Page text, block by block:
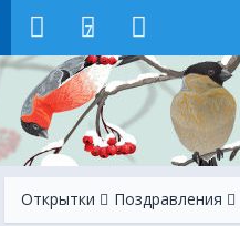
7
Открытки Поздравления